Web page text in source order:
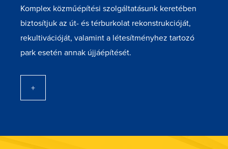
Komplex közműépítési szolgáltatásunk keretében
biztosítjuk az út- és térburkolat rekonstrukcióját,
rekultivációját, valamint a létesítményhez tartozó
park esetén annak újjáépítését.
+